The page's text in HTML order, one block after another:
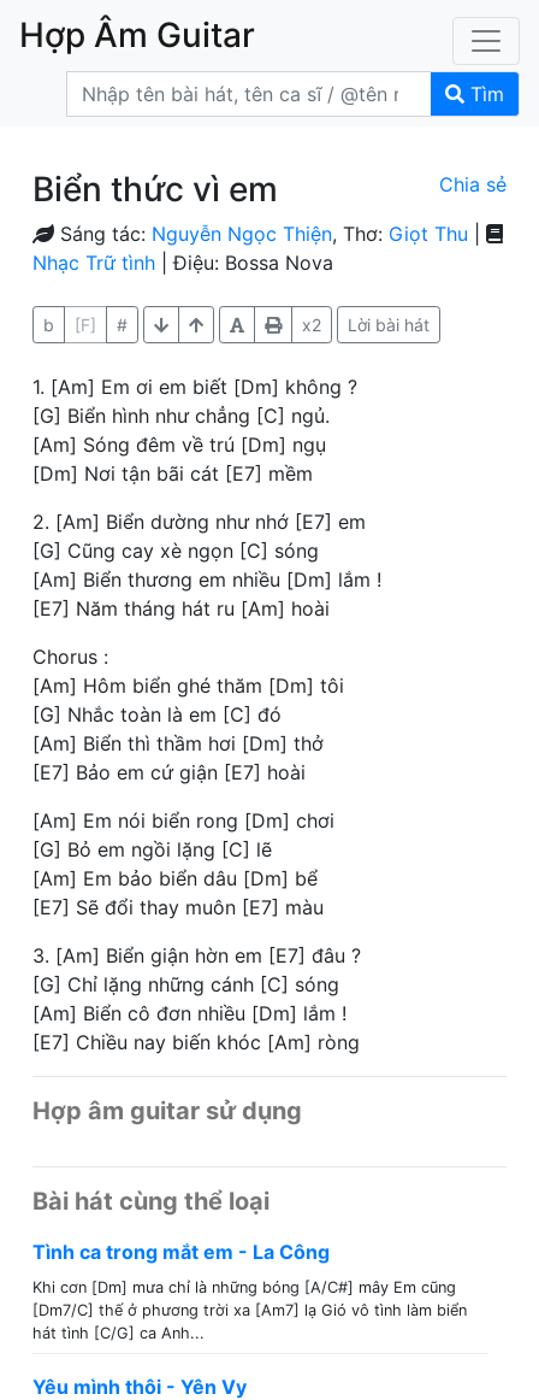
Hợp Âm Guitar
Tìm
Biển thức vì em Chia sẻ
Sáng tác: Nguyễn Ngọc Thiện, Thơ: Giọt Thu
Nhạc Trữ tình | Điệu: Bossa Nova
b [F] # x2 Lời bài hát
1. [Am] Em ơi em biết [Dm] không ?
[G] Biển hình như chẳng [C] ngủ.
[Am] Sóng đêm về trú [Dm] ngụ
[Dm] Nơi tận bãi cát [E7] mềm
2. [Am] Biển dường như nhớ [E7] em
[G] Cũng cay xè ngọn [C] sóng
[Am] Biển thương em nhiều [Dm] lắm !
[E7] Năm tháng hát ru [Am] hoài
Chorus :
[Am] Hôm biển ghé thăm [Dm] tôi
[G] Nhắc toàn là em [C] đó
[Am] Biển thì thầm hơi [Dm] thở
[E7] Bảo em cứ giận [E7] hoài
[Am] Em nói biển rong [Dm] chơi
[G] Bỏ em ngồi lặng [C] lẽ
[Am] Em bảo biển dâu [Dm] bể
[E7] Sẽ đổi thay muôn [E7] màu
3. [Am] Biển giận hờn em [E7] đâu ?
[G] Chỉ lặng những cánh [C] sóng
[Am] Biển cô đơn nhiều [Dm] lắm !
[E7] Chiều nay biến khóc [Am] ròng
Hợp âm guitar sử dụng
Bài hát cùng thể loại
Tình ca trong mắt em - La Công
Khi cơn [Dm] mưa chỉ là những bóng [A/C#] mây Em cũng
[Dm7/C] thế ở phương trời xa [Am7] lạ Gió vô tình làm biển
hát tình [C/G] ca Anh...
Yêu mình thôi - Yên Vy